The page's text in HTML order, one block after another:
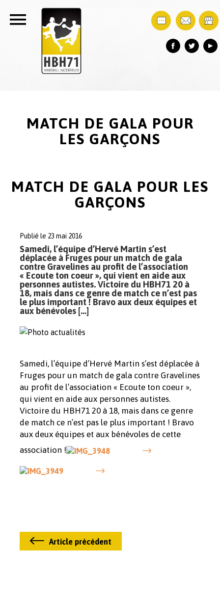
MATCH DE GALA POUR
LES GARÇONS
MATCH DE GALA POUR LES
GARÇONS
Publié le 23 mai 2016
Samedi, l’équipe d’Hervé Martin s’est
déplacée à Fruges pour un match de gala
contre Gravelines au profit de l’association
« Ecoute ton coeur », qui vient en aide aux
personnes autistes. Victoire du HBH71 20 à
18, mais dans ce genre de match ce n’est pas
le plus important ! Bravo aux deux équipes et
aux bénévoles […]
Samedi, l’équipe d’Hervé Martin s’est déplacée à
Fruges pour un match de gala contre Gravelines
au profit de l’association « Ecoute ton coeur »,
qui vient en aide aux personnes autistes.
Victoire du HBH71 20 à 18, mais dans ce genre
de match ce n’est pas le plus important ! Bravo
aux deux équipes et aux bénévoles de cette
association !
Article précédent